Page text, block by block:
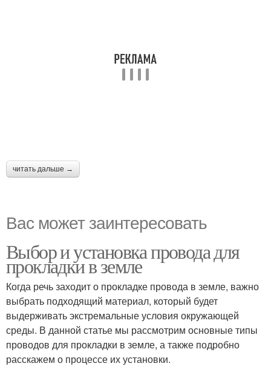
читать дальше →
Вас может заинтересовать
Выбор и установка провода для
прокладки в земле
Когда речь заходит о прокладке провода в земле, важно
выбрать подходящий материал, который будет
выдерживать экстремальные условия окружающей
среды. В данной статье мы рассмотрим основные типы
проводов для прокладки в земле, а также подробно
расскажем о процессе их установки.